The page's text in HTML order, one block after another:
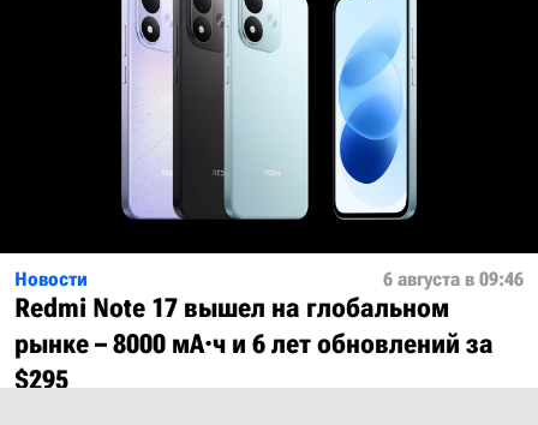
Новости 6 августа в 09:46
Redmi Note 17 вышел на глобальном
рынке – 8000 мА·ч и 6 лет обновлений за
$295